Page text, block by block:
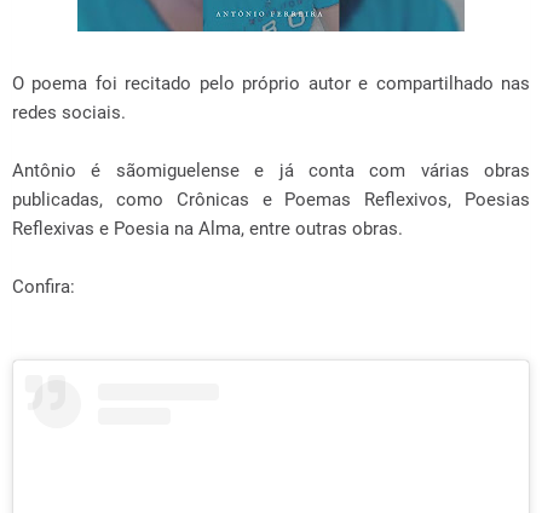
O poema foi recitado pelo próprio autor e compartilhado nas
redes sociais.
Antônio é sãomiguelense e já conta com várias obras
publicadas, como Crônicas e Poemas Reflexivos, Poesias
Reflexivas e Poesia na Alma, entre outras obras.
Confira: